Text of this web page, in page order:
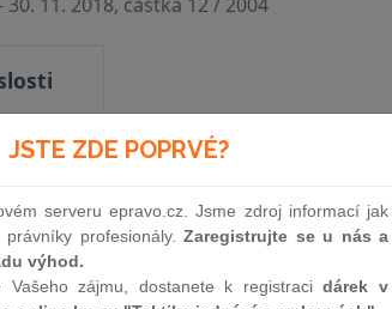
JSTE ZDE POPRVÉ?
serveru epravo.cz. Jsme zdroj informací jak
profesionály.Zaregistrujte se u nás a
výhod.
Vašeho zájmu, dostanete k registracidárek v